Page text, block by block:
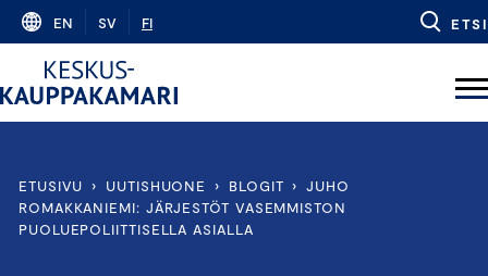
Skip
content
EN SV FI ETSI
ETUSIVU › UUTISHUONE › BLOGIT › JUHO
ROMAKKANIEMI: JÄRJESTÖT VASEMMISTON
PUOLUEPOLIITTISELLA ASIALLA